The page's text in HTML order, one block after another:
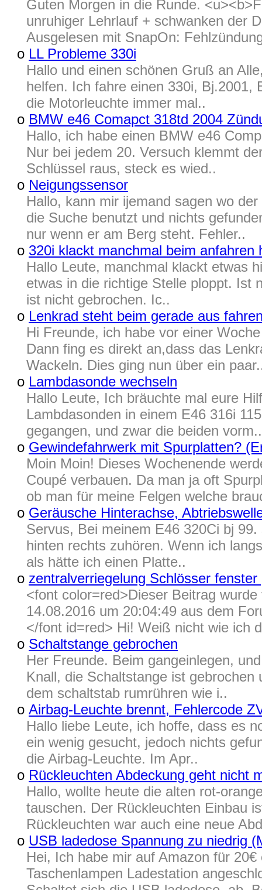
Guten Morgen in die Runde.
unruhiger Lehrlauf + schwanken der
Ausgelesen mit SnapOn:
o LL Probleme 330i
Hallo und einen schönen Gruß an
helfen. Ich fahre einen 330i, Bj.2001,
die Motorleuchte immer mal..
o BMW e46 Comapct 318td 2004
Hallo, ich habe einen BMW e46
Nur bei jedem 20. Versuch klemmt
Schlüssel raus, steck es wied..
o Neigungssensor
Hallo, kann mir ijemand sagen wo
die Suche benutzt und nichts
nur wenn er am Berg steht. Fehler..
o 320i klackt manchmal beim anfahren
Hallo Leute, manchmal klackt etwas
etwas in die richtige Stelle ploppt. Ist
ist nicht gebrochen. Ic..
o Lenkrad steht beim gerade aus
Hi Freunde, ich habe vor einer
Dann fing es direkt an,dass das
Wackeln. Dies ging nun über ein
o Lambdasonde wechseln
Hallo Leute, Ich bräuchte mal eure
Lambdasonden in einem E46 316i
gegangen, und zwar die beiden vorm..
o Gewindefahrwerk mit Spurplatten?
Moin Moin! Dieses Wochenende
Coupé verbauen. Da man ja oft
ob man für meine Felgen welche
o Geräusche Hinterachse,
Servus, Bei meinem E46 320Ci bj
hinten rechts zuhören. Wenn ich
als hätte ich einen Platte..
o zentralverriegelung Schlösser fenster
<font color=red>Dieser Beitrag
14.08.2016 um 20:04:49 aus dem
</font id=red> Hi! Weiß nicht wie ich
o Schaltstange gebrochen
Her Freunde. Beim gangeinlegen,
Knall, die Schaltstange ist
dem schaltstab rumrühren wie i..
o Airbag-Leuchte brennt, Fehlercode
Hallo liebe Leute, ich hoffe, dass es
ein wenig gesucht, jedoch nichts
die Airbag-Leuchte. Im Apr..
o Rückleuchten Abdeckung geht nicht
Hallo, wollte heute die alten rot-
tauschen. Der Rückleuchten Einbau
Rückleuchten war auch eine neue
o USB ladedose Spannung zu niedrig
Hei, Ich habe mir auf Amazon für
Taschenlampen Ladestation